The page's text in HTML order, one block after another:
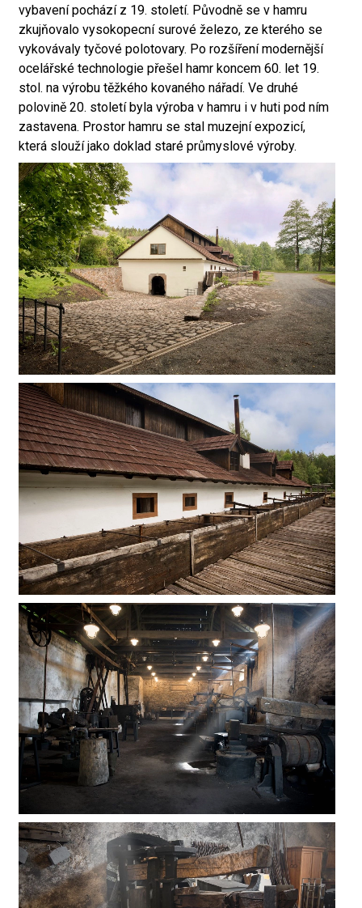
vybavení pochází z 19. století. Původně se v hamru
zkujňovalo vysokopecní surové železo, ze kterého se
vykovávaly tyčové polotovary. Po rozšíření modernější
ocelářské technologie přešel hamr koncem 60. let 19.
stol. na výrobu těžkého kovaného nářadí. Ve druhé
polovině 20. století byla výroba v hamru i v huti pod ním
zastavena. Prostor hamru se stal muzejní expozicí,
která slouží jako doklad staré průmyslové výroby.